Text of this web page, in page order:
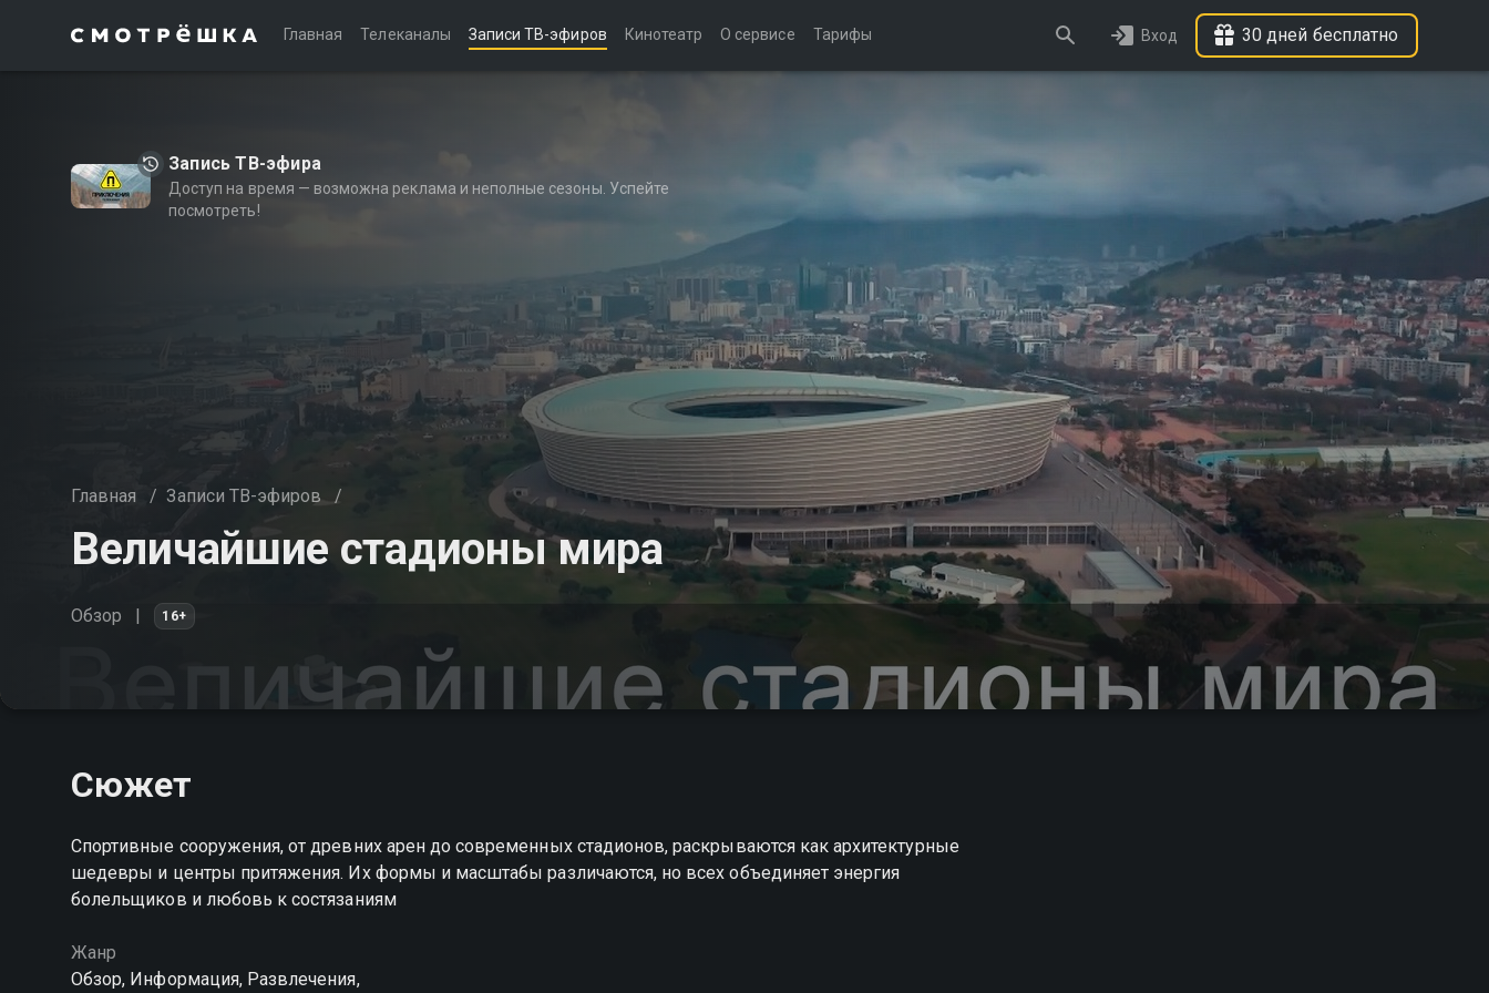
Главная Телеканалы Записи ТВ-эфиров Кинотеатр О сервисе Тарифы Вход 30 дней бесплатно
Запись ТВ-эфира
Доступ на время — возможна реклама и неполные сезоны. Успейте
посмотреть!
Главная / Записи ТВ-эфиров /
Величайшие стадионы мира
Обзор 16+
Сюжет
Спортивные сооружения, от древних арен до современных стадионов, раскрываются как архитектурные
шедевры и центры притяжения. Их формы и масштабы различаются, но всех объединяет энергия
болельщиков и любовь к состязаниям
Жанр
Обзор, Информация, Развлечения,